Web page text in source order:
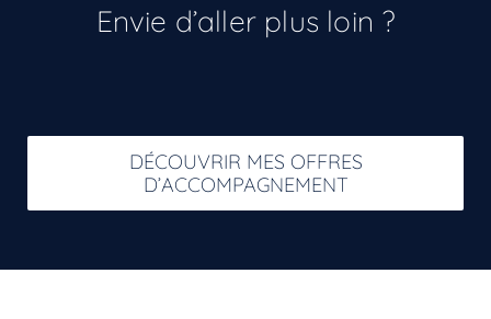
Envie d’aller plus loin ?
DÉCOUVRIR MES OFFRES
D’ACCOMPAGNEMENT